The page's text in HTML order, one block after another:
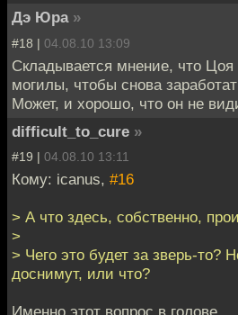
Дэ Юра »
#18 | 04.08.10 13:09
Складывается мнение, что
могилы, чтобы снова
Может, и хорошо, что он не
difficult_to_cure »
#19 | 04.08.10 13:11
Кому: icanus, #16
> А что здесь, собственно,
>
> Чего это будет за зверь-то?
доснимут, или что?
Именно этот вопрос в голове.